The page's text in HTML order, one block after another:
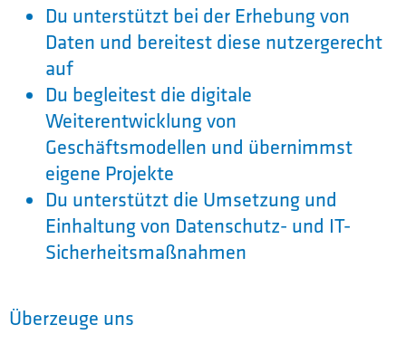
Du unterstützt bei der Erhebung von
Daten und bereitest diese nutzergerecht
auf
Du begleitest die digitale
Weiterentwicklung von
Geschäftsmodellen und übernimmst
eigene Projekte
Du unterstützt die Umsetzung und
Einhaltung von Datenschutz- und IT-
Sicherheitsmaßnahmen
Überzeuge uns